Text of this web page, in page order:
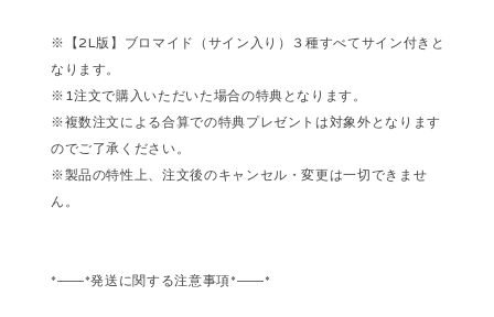
※【2L版】ブロマイド（サイン入り）３種すべてサイン付きと
なります。
※1注文で購入いただいた場合の特典となります。
※複数注文による合算での特典プレゼントは対象外となります
のでご了承ください。
※製品の特性上、注文後のキャンセル・変更は一切できませ
ん。
*――*発送に関する注意事項*――*